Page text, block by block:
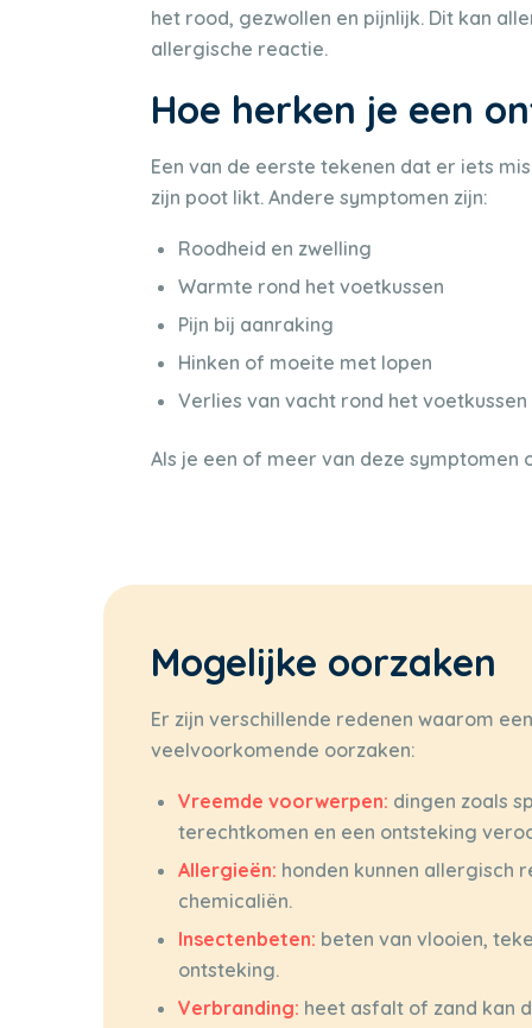
het rood, gezwollen en pijnlijk. Dit kan
allergische reactie.
Hoe herken je een
Een van de eerste tekenen dat er iets
zijn poot likt. Andere symptomen zijn:
Roodheid en zwelling
Warmte rond het voetkussen
Pijn bij aanraking
Hinken of moeite met lopen
Verlies van vacht rond het voetkussen
Als je een of meer van deze
Mogelijke oorzaken
Er zijn verschillende redenen waarom
veelvoorkomende oorzaken:
Vreemde voorwerpen: dingen zoals
terechtkomen en een ontsteking
Allergieën: honden kunnen allergisch
chemicaliën.
Insectenbeten: beten van vlooien,
ontsteking.
Verbranding: heet asfalt of zand kan